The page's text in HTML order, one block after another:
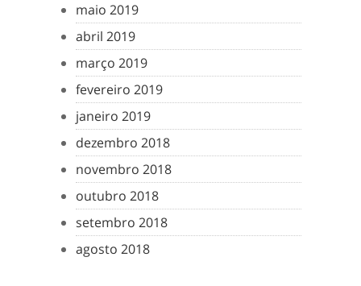
maio 2019
abril 2019
março 2019
fevereiro 2019
janeiro 2019
dezembro 2018
novembro 2018
outubro 2018
setembro 2018
agosto 2018